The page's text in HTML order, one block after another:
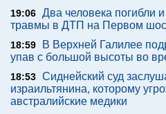
19:06 Два человека погибли
травмы в ДТП на Первом
18:59
В Верхней Галилее
упав с большой высоты во
18:53 Сиднейский суд
израильтянина, которому
австралийские медики